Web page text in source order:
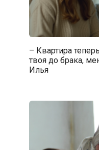
– Квартира
твоя до брака,
Илья